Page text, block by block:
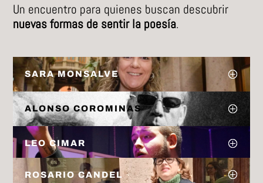
Un encuentro para quienes buscan descubrir
nuevas formas de sentir la poesía.
SARA MONSALVE
ALONSO COROMINAS
LEO CIMAR
ROSARIO CANDEL